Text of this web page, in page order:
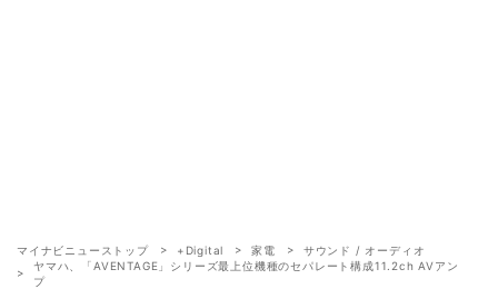
マイナビニューストップ +Digital 家電
サウンド / オーディオ
ヤマハ、「AVENTAGE」シリーズ最上位機種のセパレート構成11.2ch AVアン
プ